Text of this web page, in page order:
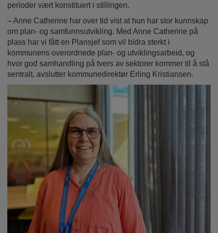
perioder vært konstituert i stillingen.
– Anne Catherine har over tid vist at hun har stor kunnskap
om plan- og samfunnsutvikling. Med Anne Catherine på
plass har vi fått en Plansjef som vil bidra sterkt i
kommunens overordnede plan- og utviklingsarbeid, og
hvor god samhandling på tvers av sektorer kommer til å stå
sentralt, avslutter kommunedirektør Erling Kristiansen.